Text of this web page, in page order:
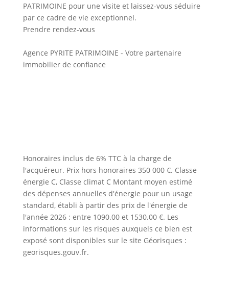
PATRIMOINE pour une visite et laissez-vous séduire
par ce cadre de vie exceptionnel.
Prendre rendez-vous
Agence PYRITE PATRIMOINE - Votre partenaire
immobilier de confiance
Honoraires inclus de 6% TTC à la charge de
l'acquéreur. Prix hors honoraires 350 000 €. Classe
énergie C, Classe climat C Montant moyen estimé
des dépenses annuelles d'énergie pour un usage
standard, établi à partir des prix de l'énergie de
l'année 2026 : entre 1090.00 et 1530.00 €. Les
informations sur les risques auxquels ce bien est
exposé sont disponibles sur le site Géorisques :
georisques.gouv.fr.